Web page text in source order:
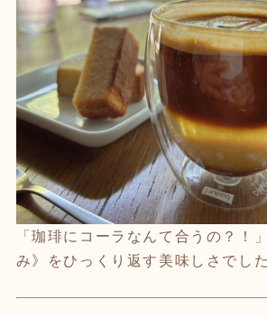
「珈琲にコーラなんて合うの？！
み》をひっくり返す美味しさでした